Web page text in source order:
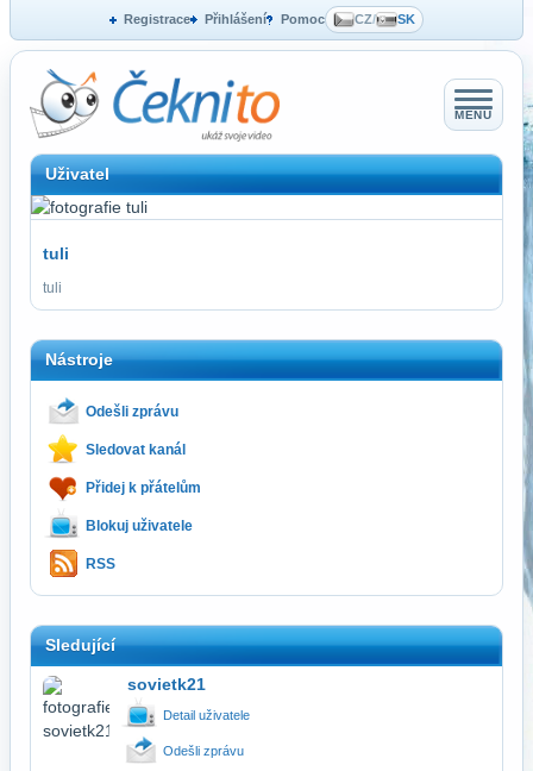
Registrace Přihlášení Pomoc CZ/ SK
MENU
Uživatel
tuli
tuli
Nástroje
Odešli zprávu
Sledovat kanál
Přidej k přátelům
Blokuj uživatele
RSS
Sledující
sovietk21
Detail uživatele
Odešli zprávu